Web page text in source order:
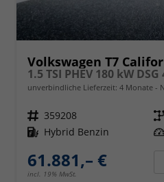
Volkswagen T7
unverbindliche Lieferzeit: 4 Monate
Fahrzeugnr. 359208 Getriebe
Kraftstoff Hybrid Benzin Leistung
61.881,– €
incl. 19% MwSt.